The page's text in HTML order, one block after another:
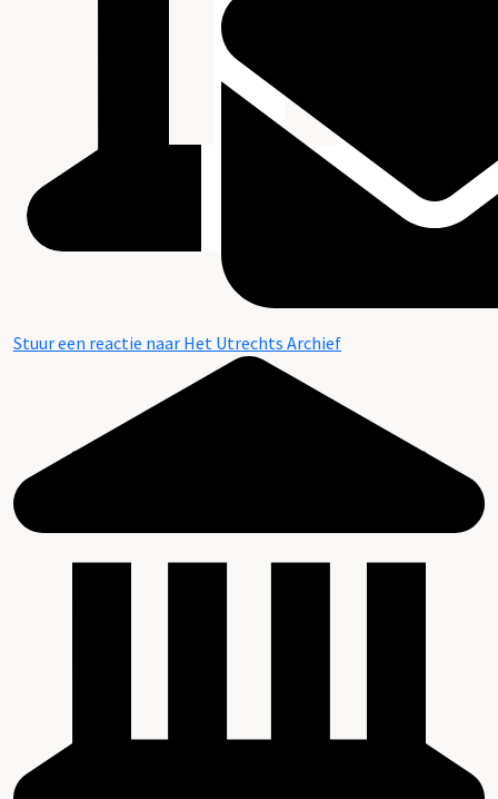
Stuur een reactie naar Het Utrechts Archief